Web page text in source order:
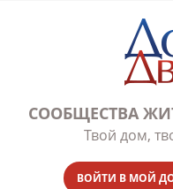
СООБЩЕСТВА
Твой дом,
ВОЙТИ В МОЙ